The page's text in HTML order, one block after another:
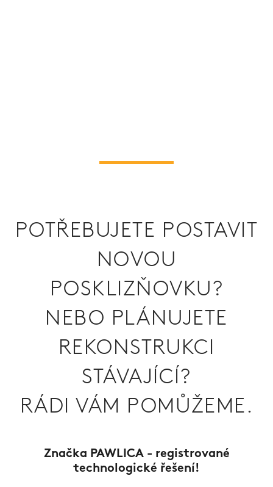
POTŘEBUJETE POSTAVIT
NOVOU
POSKLIZŇOVKU?
NEBO PLÁNUJETE
REKONSTRUKCI
STÁVAJÍCÍ?
RÁDI VÁM POMŮŽEME.
Značka PAWLICA - registrované
technologické řešení!